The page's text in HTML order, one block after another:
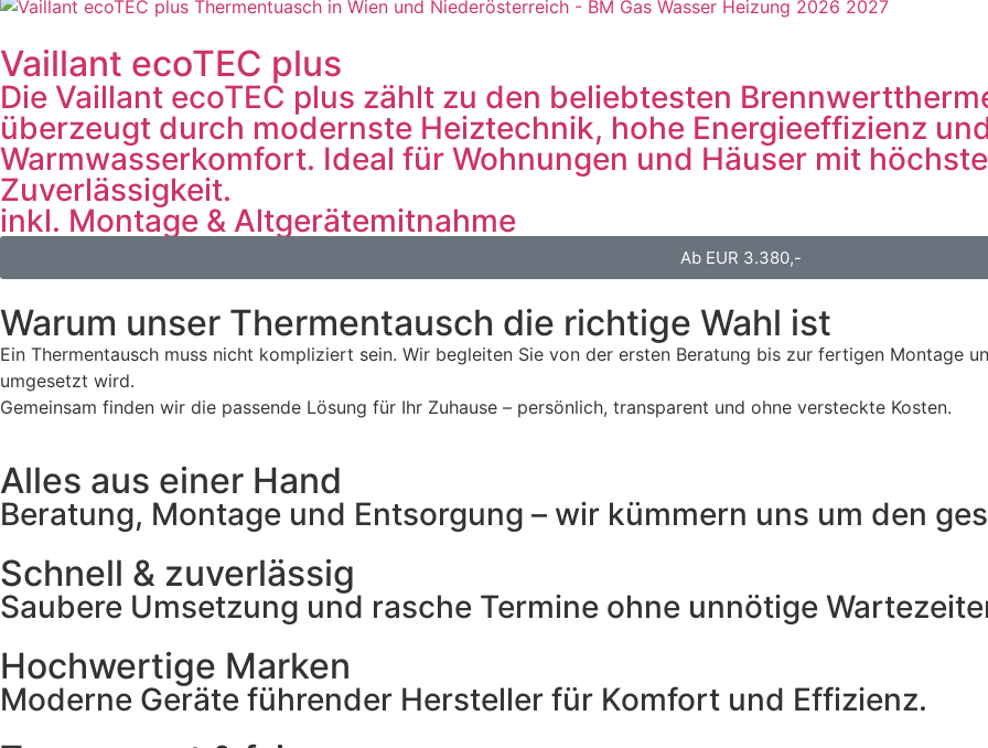
Vaillant ecoTEC plus
Die Vaillant ecoTEC plus zählt zu den beliebtesten
überzeugt durch modernste Heiztechnik, hohe Energieeffizienz
Warmwasserkomfort. Ideal für Wohnungen und Häuser mit
Zuverlässigkeit.
inkl. Montage & Altgerätemitnahme
Ab EUR 3.380,-
Warum unser Thermentausch die richtige Wahl ist
Ein Thermentausch muss nicht kompliziert sein. Wir begleiten Sie von der ersten Beratung bis zur fertigen Montage
umgesetzt wird.
Gemeinsam finden wir die passende Lösung für Ihr Zuhause – persönlich, transparent und ohne versteckte Kosten.
Alles aus einer Hand
Beratung, Montage und Entsorgung – wir kümmern uns um den
Schnell & zuverlässig
Saubere Umsetzung und rasche Termine ohne unnötige
Hochwertige Marken
Moderne Geräte führender Hersteller für Komfort und Effizienz.